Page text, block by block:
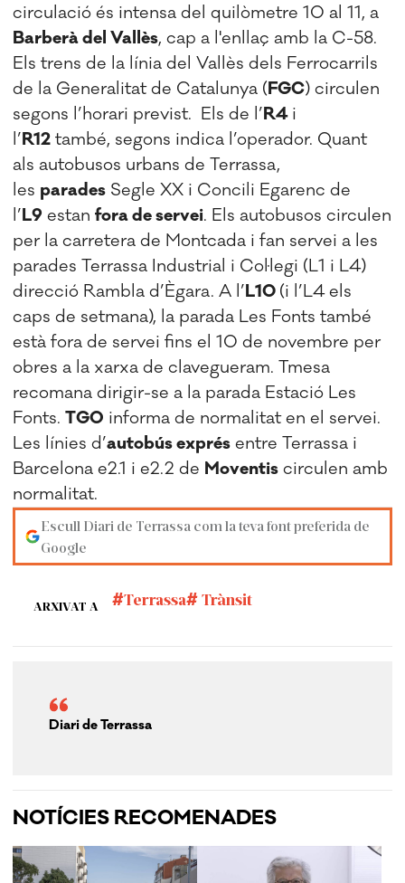
circulació és intensa del quilòmetre 10 al 11, a
Barberà del Vallès, cap a l'enllaç amb la C-58.
Els trens de la línia del Vallès dels Ferrocarrils
de la Generalitat de Catalunya (FGC) circulen
segons l’horari previst. Els de l’R4i
l’R12 també, segons indica l’operador. Quant
als autobusos urbans de Terrassa,
les parades Segle XX i Concili Egarenc de
l’L9 estanfora de servei. Els autobusos circulen
per la carretera de Montcada i fan servei a les
parades Terrassa Industrial i Col·legi (L1 i L4)
direcció Rambla d’Ègara. A l’L10 (i l’L4 els
caps de setmana), la parada Les Fonts també
està fora de servei fins el 10 de novembre per
obres a la xarxa de clavegueram. Tmesa
recomana dirigir-se a la parada Estació Les
Fonts.TGO informa de normalitat en el servei.
Les línies d’autobús exprés entre Terrassa i
Barcelona e2.1 i e2.2 de Moventis circulen amb
normalitat.
Escull Diari de Terrassa com la teva font preferida de
Google
ARXIVAT A Terrassa Trànsit
Diari de Terrassa
NOTÍCIES RECOMENADES